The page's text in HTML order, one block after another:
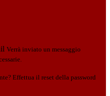
Verrà inviato un messaggio
Effettua il reset della password